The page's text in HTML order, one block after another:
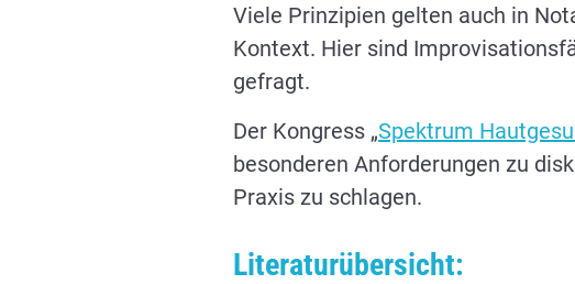
Viele Prinzipien gelten auch in
Kontext. Hier sind
gefragt.
Der Kongress „Spektrum
besonderen Anforderungen zu
Praxis zu schlagen.
Literaturübersicht: